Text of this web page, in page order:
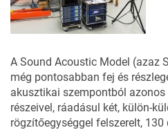
A Sound Acoustic Model (azaz
még pontosabban fej és
akusztikai szempontból
részeivel, ráadásul két, külön-
rögzítőegységgel felszerelt,